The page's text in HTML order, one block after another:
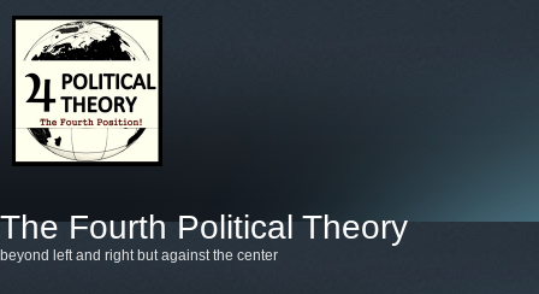
The Fourth Political Theory
beyond left and right but against the center